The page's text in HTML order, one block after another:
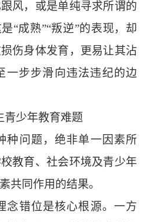
风，或是单纯寻求所谓的
“成熟”“叛逆”的表现，却
伤身体发育，更易让其沾
一步步滑向违法违纪的边
青少年教育难题
种问题，绝非单一因素所
教育、社会环境及青少年
共同作用的结果。
念错位是核心根源。一方